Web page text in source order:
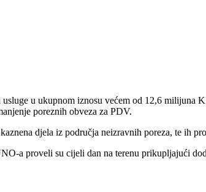
u ukupnom iznosu većem od 12,6 milijuna
poreznih obveza za PDV.
djela iz područja neizravnih poreza, te ih
a proveli su cijeli dan na terenu prikupljajući